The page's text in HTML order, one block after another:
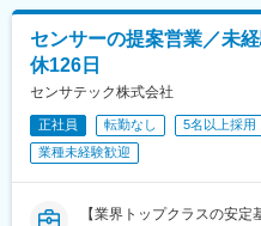
センサーの提案営業／未
休126日
センサテック株式会社
正社員 転勤なし 5名以上採用
業種未経験歓迎
【業界トップクラスの安